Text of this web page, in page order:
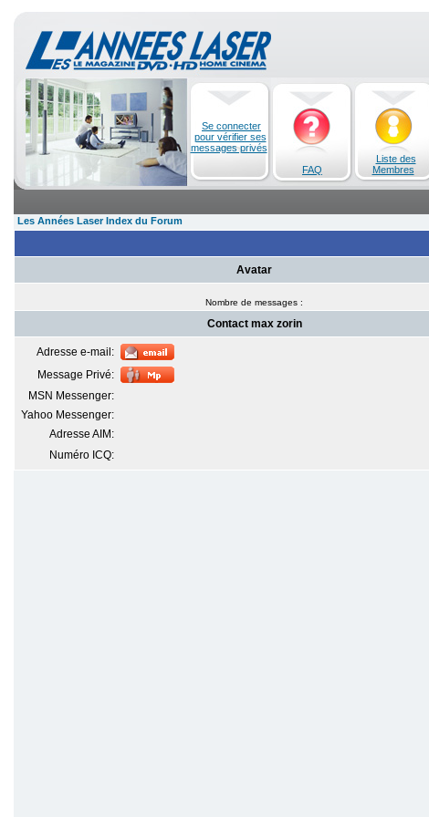
Se connecter
pour vérifier ses
messages privés
FAQ
Liste des
Membres
Les Années Laser Index du Forum
Avatar
Nombre de messages :
Contact max zorin
Adresse e-mail:
Message Privé:
MSN Messenger:
Yahoo Messenger:
Adresse AIM:
Numéro ICQ: